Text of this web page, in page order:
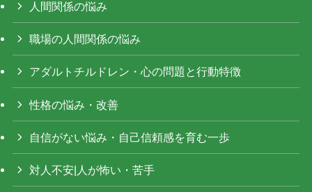
人間関係の悩み
職場の人間関係の悩み
アダルトチルドレン・心の問題と行動特徴
性格の悩み・改善
自信がない悩み・自己信頼感を育む一歩
対人不安|人が怖い・苦手